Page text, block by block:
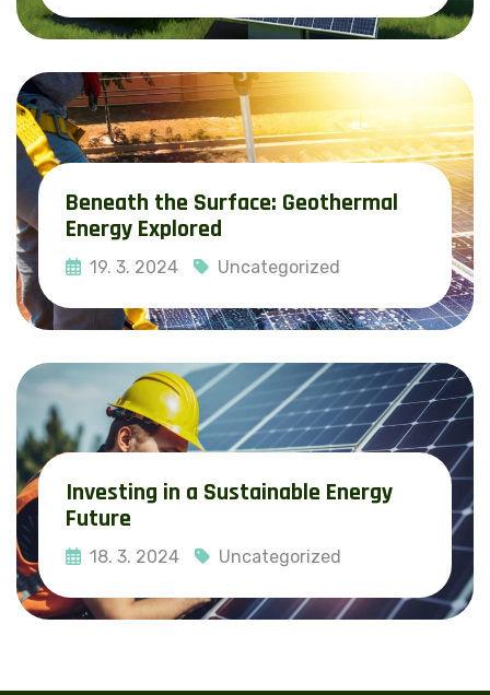
Read More
Beneath the Surface: Geothermal
Energy Explored
19. 3. 2024 Uncategorized
Read More
Investing in a Sustainable Energy
Future
18. 3. 2024 Uncategorized
Read More